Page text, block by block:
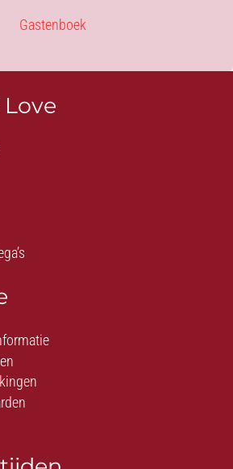
Gastenboek